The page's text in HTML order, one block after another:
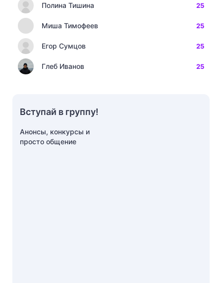
Полина Тишина 25
Миша Тимофеев 25
Егор Сумцов 25
Глеб Иванов 25
Вступай в группу!
Анонсы, конкурсы и
просто общение